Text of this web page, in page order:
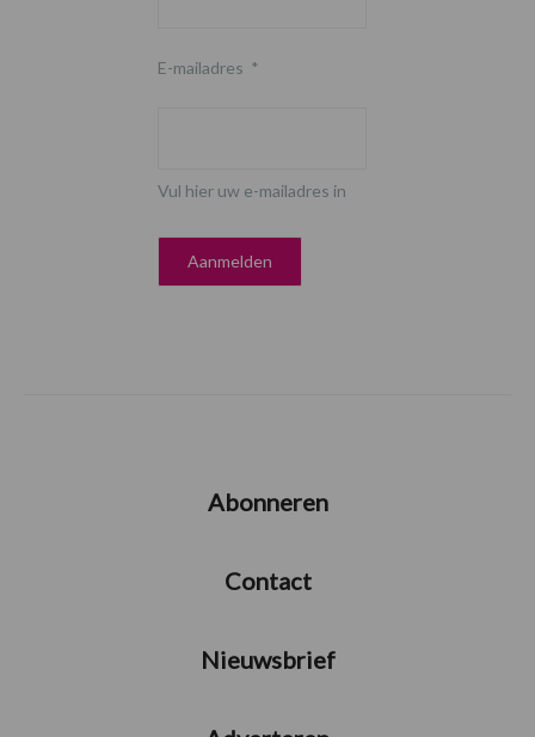
E-mailadres *
Vul hier uw e-mailadres in
Abonneren
Contact
Nieuwsbrief